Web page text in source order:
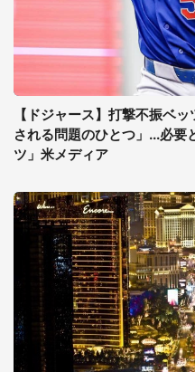
【ドジャース】打撃不振ベ
される問題のひとつ」...必要
ツ」米メディア